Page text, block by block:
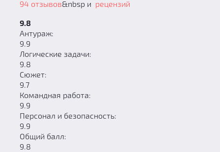
94 отзывов&nbsp и рецензий
9.8
Антураж:
9.9
Логические задачи:
9.8
Сюжет:
9.7
Командная работа:
9.9
Персонал и безопасность:
9.9
Общий балл:
9.8